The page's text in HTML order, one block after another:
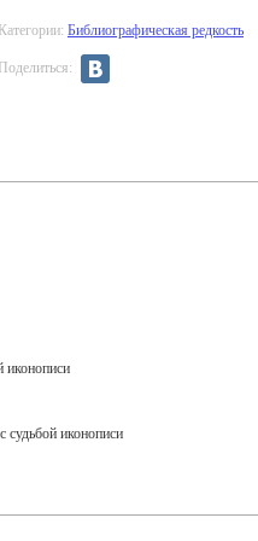
Категории: Библиографическая редкость
Поделиться:
иконописи
судьбой иконописи